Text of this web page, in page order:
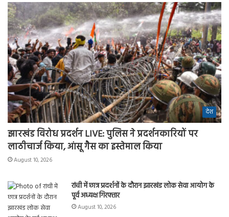
देश
झारखंड विरोध प्रदर्शन LIVE: पुलिस ने प्रदर्शनकारियों पर
लाठीचार्ज किया, आंसू गैस का इस्तेमाल किया
August 10, 2026
रांची में छात्र प्रदर्शनों के दौरान झारखंड लोक सेवा आयोग के
पूर्व अध्यक्ष गिरफ्तार
August 10, 2026